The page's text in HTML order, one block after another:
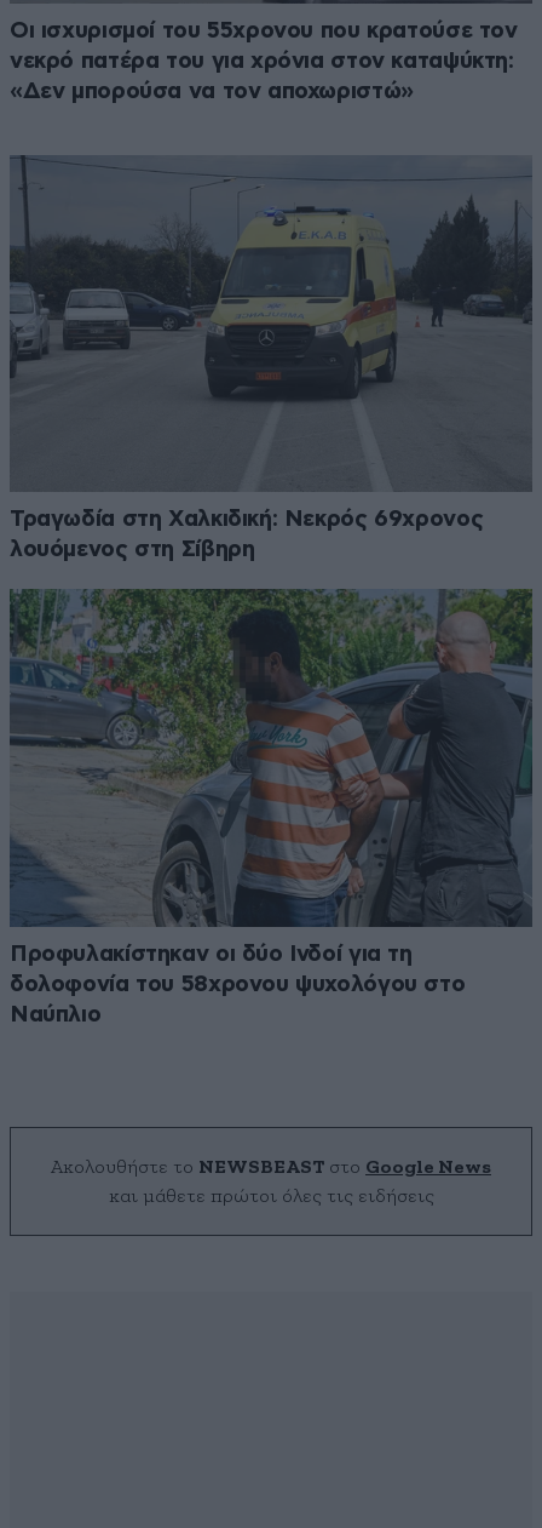
Οι ισχυρισμοί του 55χρονου που κρατούσε τον
νεκρό πατέρα του για χρόνια στον καταψύκτη:
«Δεν μπορούσα να τον αποχωριστώ»
Τραγωδία στη Χαλκιδική: Νεκρός 69χρονος
λουόμενος στη Σίβηρη
Προφυλακίστηκαν οι δύο Ινδοί για τη
δολοφονία του 58χρονου ψυχολόγου στο
Ναύπλιο
Ακολουθήστε το NEWSBEAST στο Google News
και μάθετε πρώτοι όλες τις ειδήσεις